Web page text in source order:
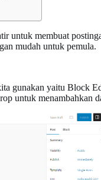
untuk membuat
mudah untuk pemula.
gunakan yaitu Block
untuk menambahkan